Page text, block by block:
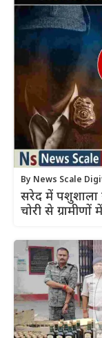
By News Scale
सरेद में पशुशाला
चोरी से ग्रामीणों